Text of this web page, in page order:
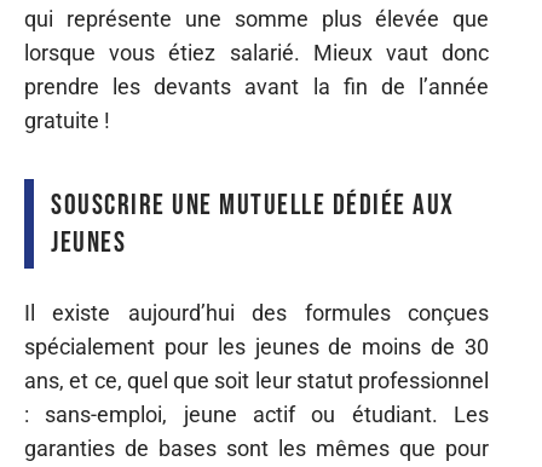
qui représente une somme plus élevée que
lorsque vous étiez salarié. Mieux vaut donc
prendre les devants avant la fin de l’année
gratuite !
Souscrire une mutuelle dédiée aux
jeunes
Il existe aujourd’hui des formules conçues
spécialement pour les jeunes de moins de 30
ans, et ce, quel que soit leur statut professionnel
: sans-emploi, jeune actif ou étudiant. Les
garanties de bases sont les mêmes que pour